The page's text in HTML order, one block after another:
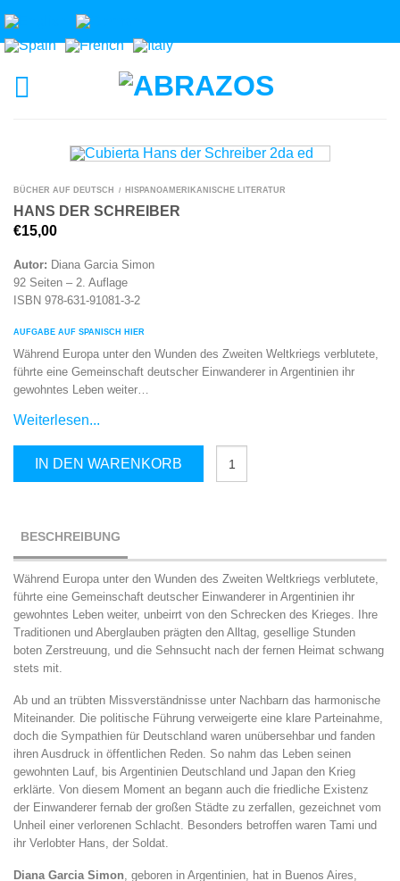
BÜCHER AUF DEUTSCH / HISPANOAMERIKANISCHE LITERATUR
HANS DER SCHREIBER
€15,00
Autor: Diana Garcia Simon
92 Seiten – 2. Auflage
ISBN 978-631-91081-3-2
AUFGABE AUF SPANISCH HIER
Während Europa unter den Wunden des Zweiten Weltkriegs verblutete,
führte eine Gemeinschaft deutscher Einwanderer in Argentinien ihr
gewohntes Leben weiter…
Weiterlesen...
IN DEN WARENKORB
HANS
DER
BESCHREIBUNG
Während Europa unter den Wunden des Zweiten Weltkriegs verblutete,
führte eine Gemeinschaft deutscher Einwanderer in Argentinien ihr
gewohntes Leben weiter, unbeirrt von den Schrecken des Krieges. Ihre
Traditionen und Aberglauben prägten den Alltag, gesellige Stunden
boten Zerstreuung, und die Sehnsucht nach der fernen Heimat schwang
stets mit.
Ab und an trübten Missverständnisse unter Nachbarn das harmonische
Miteinander. Die politische Führung verweigerte eine klare Parteinahme,
doch die Sympathien für Deutschland waren unübersehbar und fanden
ihren Ausdruck in öffentlichen Reden. So nahm das Leben seinen
gewohnten Lauf, bis Argentinien Deutschland und Japan den Krieg
erklärte. Von diesem Moment an begann auch die friedliche Existenz
der Einwanderer fernab der großen Städte zu zerfallen, gezeichnet vom
Unheil einer verlorenen Schlacht. Besonders betroffen waren Tami und
ihr Verlobter Hans, der Soldat.
Diana Garcia Simon, geboren in Argentinien, hat in Buenos Aires,